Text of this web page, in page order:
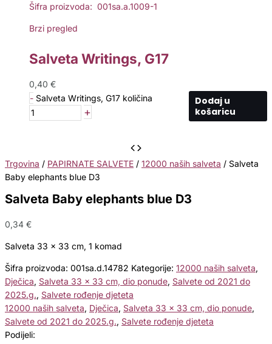
Šifra proizvoda: 001sa.a.1009-1
Brzi pregled
Salveta Writings, G17
0,40 €
- Salveta Writings, G17 količina
+
Dodaj u
košaricu
Trgovina / PAPIRNATE SALVETE / 12000 naših salveta / Salveta
Baby elephants blue D3
Salveta Baby elephants blue D3
0,34 €
Salveta 33 x 33 cm, 1 komad
Šifra proizvoda: 001sa.d.14782 Kategorije: 12000 naših salveta,
Dječica, Salveta 33 x 33 cm, dio ponude, Salvete od 2021 do
2025.g., Salvete rođenje djeteta
12000 naših salveta, Dječica, Salveta 33 x 33 cm, dio ponude,
Salvete od 2021 do 2025.g., Salvete rođenje djeteta
Podijeli: